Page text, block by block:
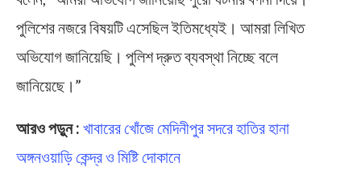
পুলিশের নজরে বিষয়টি এসেছিল ইতিমধ্যেই। আমরা লিখিত
অভিযোগ জানিয়েছি। পুলিশ দ্রুত ব্যবস্থা নিচ্ছে বলে
জানিয়েছে।”
আরও পড়ুন : খাবারের খোঁজে মেদিনীপুর সদরে হাতির হানা
অঙ্গনওয়াড়ি কেন্দ্র ও মিষ্টি দোকানে